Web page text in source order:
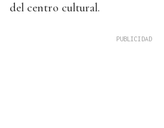
del centro cultural.